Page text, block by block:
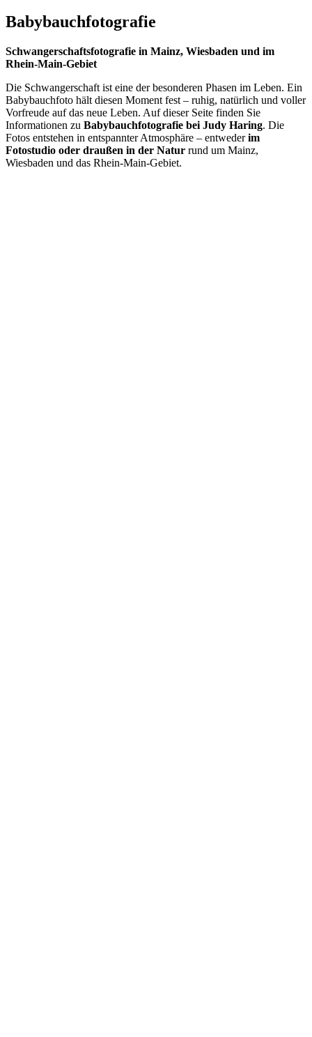
Babybauchfotografie
Schwangerschaftsfotografie in Mainz, Wiesbaden und im
Rhein-Main-Gebiet
Die Schwangerschaft ist eine der besonderen Phasen im Leben. Ein
Babybauchfoto hält diesen Moment fest – ruhig, natürlich und voller
Vorfreude auf das neue Leben. Auf dieser Seite finden Sie
Informationen zu Babybauchfotografie bei Judy Haring. Die
Fotos entstehen in entspannter Atmosphäre – entwederim
Fotostudio oder draußen in der Natur rund um Mainz,
Wiesbaden und das Rhein-Main-Gebiet.